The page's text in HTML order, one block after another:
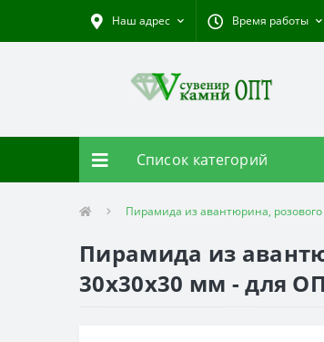
Наш адрес Время работы
Список категорий
Пирамида из авантюрина,
Пирамида из
30х30х30 мм - для